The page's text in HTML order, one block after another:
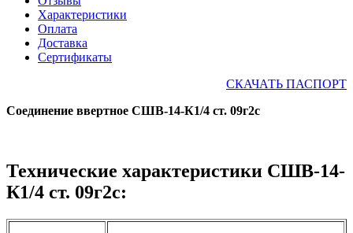
Характеристики
Оплата
Доставка
Сертификаты
СКАЧАТЬ ПАСПОРТ
Соединение ввертное СШВ-14-К1/4 ст. 09г2с
Технические характеристики СШВ-14-
К1/4 ст. 09г2с: